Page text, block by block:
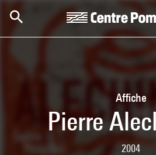
Skip to main content
Centre Pompidou
Affiche
Pierre
2004